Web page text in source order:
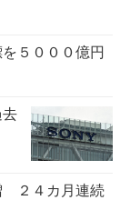
５０００億円
去
２４カ月連続